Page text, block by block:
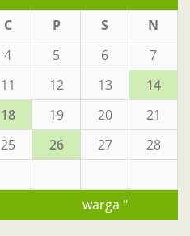
C P S
N
4 5 6
7
11 12 13
14
18 19 20
21
25 26 27
28
warga "